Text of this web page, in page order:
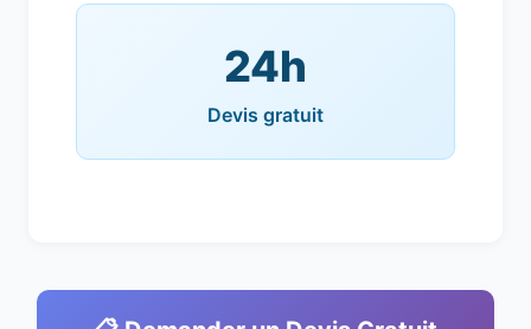
24h
Devis gratuit